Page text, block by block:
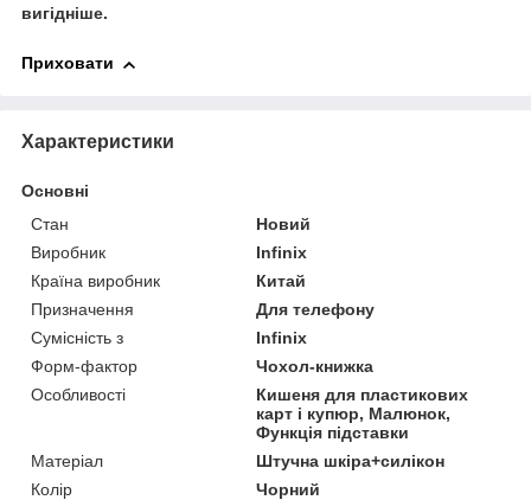
вигідніше.
Приховати
Характеристики
Основні
Стан
Новий
Виробник
Infinix
Країна виробник
Китай
Призначення
Для телефону
Сумісність з
Infinix
Форм-фактор
Чохол-книжка
Особливості
Кишеня для пластикових
карт і купюр, Малюнок,
Функція підставки
Матеріал
Штучна шкіра+силікон
Колір
Чорний